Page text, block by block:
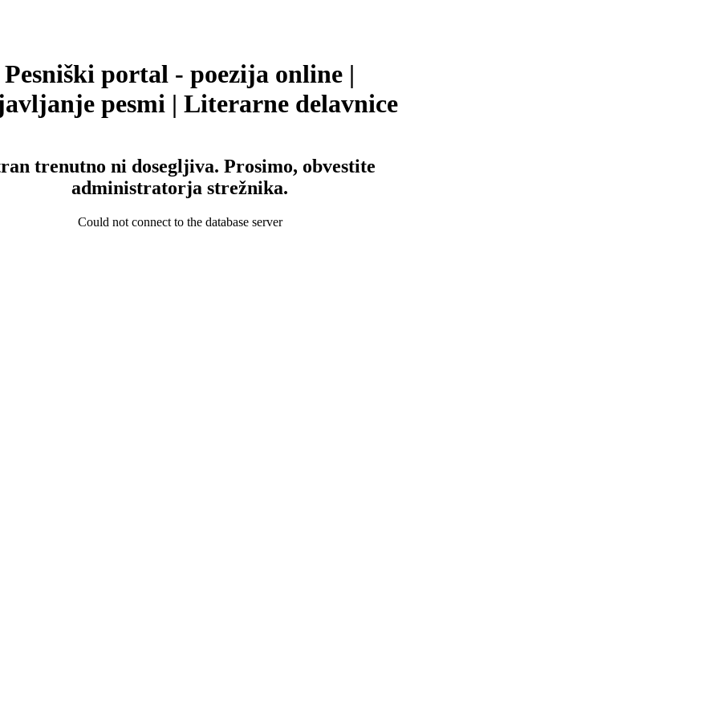
Pesniški portal - poezija online |
pesmi | Literarne delavnice
trenutno ni dosegljiva. Prosimo, obvestite
administratorja strežnika.
Could not connect to the database server